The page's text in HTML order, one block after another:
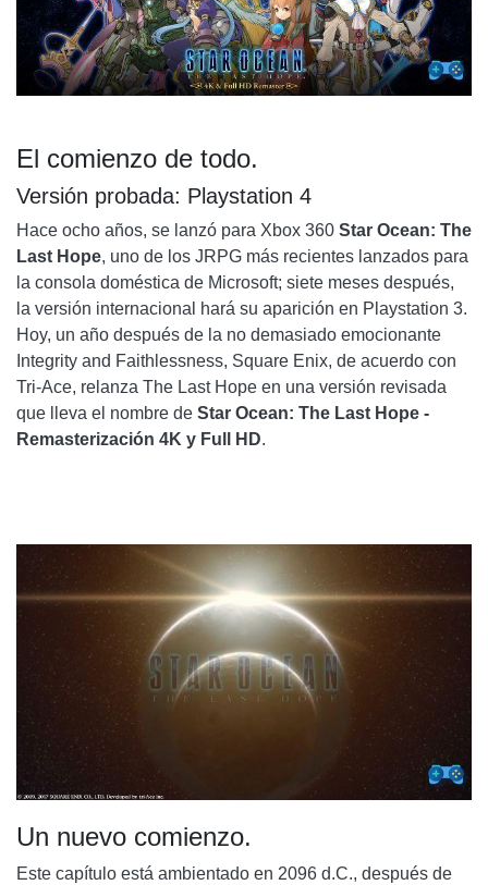
El comienzo de todo.
Versión probada: Playstation 4
Hace ocho años, se lanzó para Xbox 360 Star Ocean: The
Last Hope, uno de los JRPG más recientes lanzados para
la consola doméstica de Microsoft; siete meses después,
la versión internacional hará su aparición en Playstation 3.
Hoy, un año después de la no demasiado emocionante
Integrity and Faithlessness, Square Enix, de acuerdo con
Tri-Ace, relanza The Last Hope en una versión revisada
que lleva el nombre de Star Ocean: The Last Hope -
Remasterización 4K y Full HD.
Un nuevo comienzo.
Este capítulo está ambientado en 2096 d.C., después de